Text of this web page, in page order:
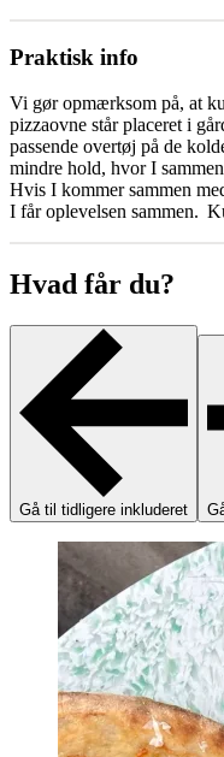
Praktisk info
Vi gør opmærksom på, at
pizzaovne står placeret i
passende overtøj på de
mindre hold, hvor I
Hvis I kommer sammen
I får oplevelsen sammen.
Hvad får du?
Gå til tidligere inkluderet